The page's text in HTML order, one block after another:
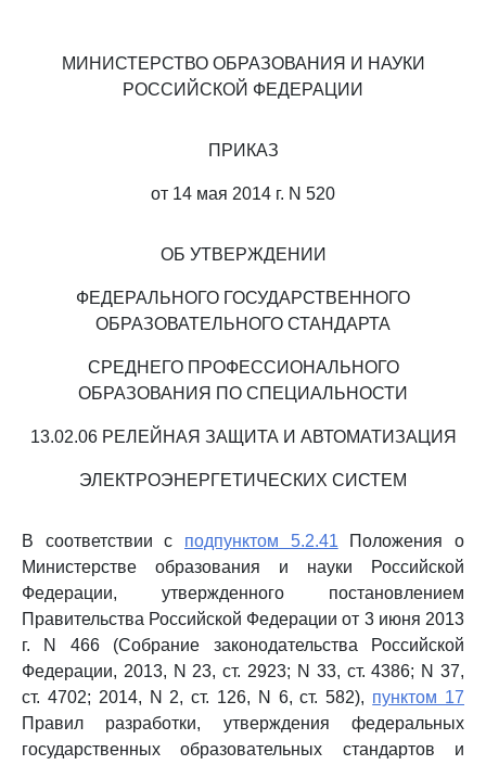
МИНИСТЕРСТВО ОБРАЗОВАНИЯ И НАУКИ
РОССИЙСКОЙ ФЕДЕРАЦИИ
ПРИКАЗ
от 14 мая 2014 г. N 520
ОБ УТВЕРЖДЕНИИ
ФЕДЕРАЛЬНОГО ГОСУДАРСТВЕННОГО
ОБРАЗОВАТЕЛЬНОГО СТАНДАРТА
СРЕДНЕГО ПРОФЕССИОНАЛЬНОГО
ОБРАЗОВАНИЯ ПО СПЕЦИАЛЬНОСТИ
13.02.06 РЕЛЕЙНАЯ ЗАЩИТА И АВТОМАТИЗАЦИЯ
ЭЛЕКТРОЭНЕРГЕТИЧЕСКИХ СИСТЕМ
В соответствии с подпунктом 5.2.41 Положения о
Министерстве образования и науки Российской
Федерации, утвержденного постановлением
Правительства Российской Федерации от 3 июня 2013
г. N 466 (Собрание законодательства Российской
Федерации, 2013, N 23, ст. 2923; N 33, ст. 4386; N 37,
ст. 4702; 2014, N 2, ст. 126, N 6, ст. 582), пунктом 17
Правил разработки, утверждения федеральных
государственных образовательных стандартов и